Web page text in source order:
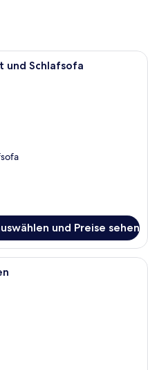
Hotelzimmer mit einem großen
und Schlafsofa
und Preise sehen
Hotelzimmer mit zwei Betten,